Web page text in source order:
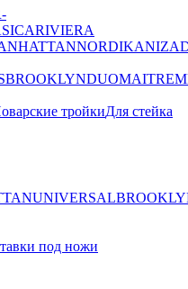
RIVIERA
NORDIKANIZA
BROOKLYNDUOMAITRE
тройкиДля стейка
UNIVERSAL
под ножи